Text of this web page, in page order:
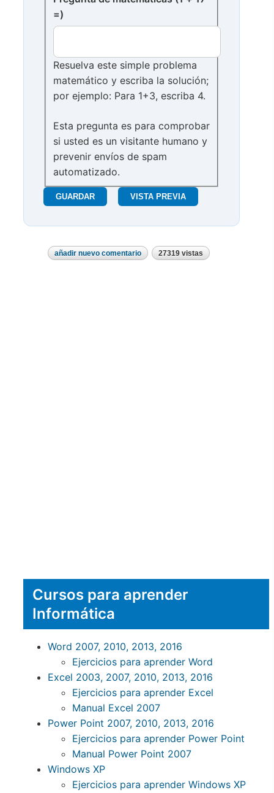
=)
Resuelva este simple problema
matemático y escriba la solución;
por ejemplo: Para 1+3, escriba 4.
Esta pregunta es para comprobar
si usted es un visitante humano y
prevenir envíos de spam
automatizado.
añadir nuevo comentario 27319 vistas
Cursos para aprender
Informática
Word 2007, 2010, 2013, 2016
Ejercicios para aprender Word
Excel 2003, 2007, 2010, 2013, 2016
Ejercicios para aprender Excel
Manual Excel 2007
Power Point 2007, 2010, 2013, 2016
Ejercicios para aprender Power Point
Manual Power Point 2007
Windows XP
Ejercicios para aprender Windows XP